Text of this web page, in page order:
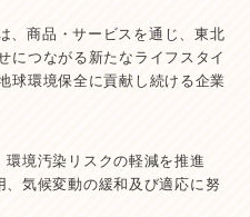
、商品・サービスを通じ、東北
につながる新たなライフスタイ
球環境保全に貢献し続ける企業
環境汚染リスクの軽減を推進
、気候変動の緩和及び適応に努